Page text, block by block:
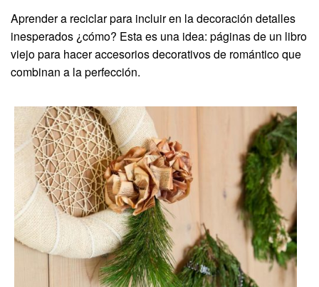
Aprender a reciclar para incluir en la decoración detalles
inesperados ¿cómo? Esta es una idea: páginas de un libro
viejo para hacer accesorios decorativos de romántico que
combinan a la perfección.